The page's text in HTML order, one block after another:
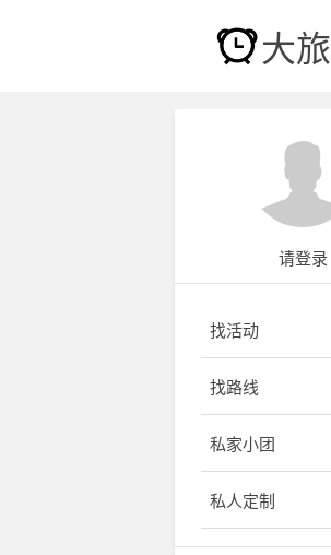
大旅
请登录
找活动
找路线
私家小团
私人定制